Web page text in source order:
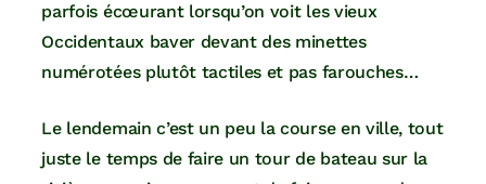
parfois écœurant lorsqu’on voit les vieux
Occidentaux baver devant des minettes
numérotées plutôt tactiles et pas farouches…
Le lendemain c’est un peu la course en ville, tout
juste le temps de faire un tour de bateau sur la